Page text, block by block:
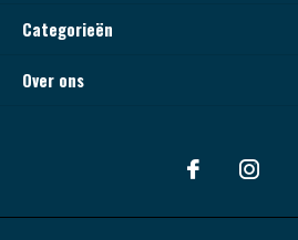
Categorieën
Over ons